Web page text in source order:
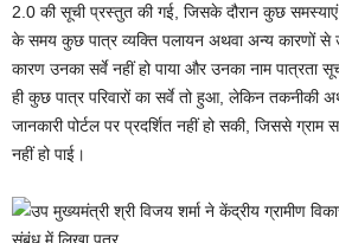
2.0 की सूची प्रस्तुत की गई, जिसके दौरान कुछ
के समय कुछ पात्र व्यक्ति पलायन अथवा अन्य कारणों
कारण उनका सर्वे नहीं हो पाया और उनका नाम पात्रता
ही कुछ पात्र परिवारों का सर्वे तो हुआ, लेकिन तकनीकी
जानकारी पोर्टल पर प्रदर्शित नहीं हो सकी, जिससे ग्राम
नहीं हो पाई।